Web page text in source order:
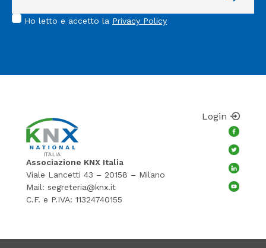
Ho letto e accetto la Privacy Policy
Associazione KNX Italia
Viale Lancetti 43 – 20158 – Milano
Mail: segreteria@knx.it
C.F. e P.IVA: 11324740155
Login